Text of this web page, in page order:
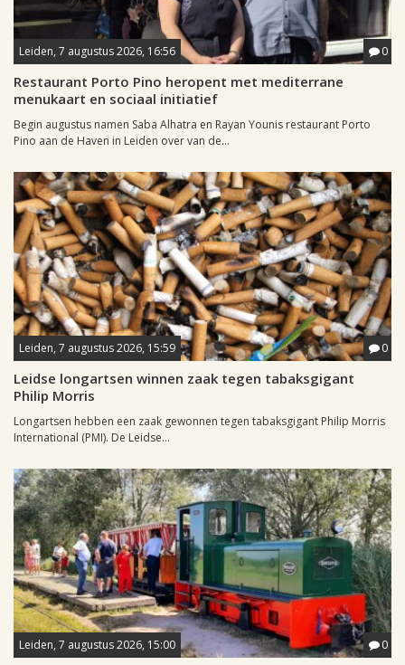
Leiden, 7 augustus 2026, 16:56 0
Restaurant Porto Pino heropent met mediterrane
menukaart en sociaal initiatief
Begin augustus namen Saba Alhatra en Rayan Younis restaurant Porto
Pino aan de Haven in Leiden over van de...
Leiden, 7 augustus 2026, 15:59 0
Leidse longartsen winnen zaak tegen tabaksgigant
Philip Morris
Longartsen hebben een zaak gewonnen tegen tabaksgigant Philip Morris
International (PMI). De Leidse...
Leiden, 7 augustus 2026, 15:00 0